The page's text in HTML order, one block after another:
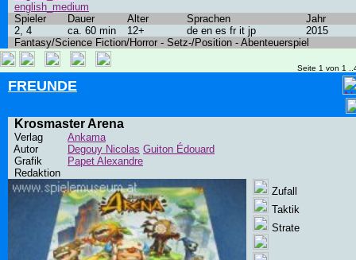
english_medium
Spieler Dauer Alter Sprachen
Jahr
2, 4
ca. 60 min 12+ de en es fr it jp
2015
Fantasy/Science Fiction/Horror - Setz-/Position - Abenteuerspiel
Seite 1 von 1
FREUNDE
Krosmaster Arena
Verlag
Ankama
Autor
Degouy Nicolas Guiton Édouard
Grafik
Papet Alexandre
Redaktion
Zufall
Taktik
Strate